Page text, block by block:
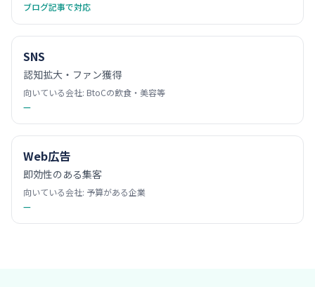
ブログ記事で対応
SNS
認知拡大・ファン獲得
向いている会社: BtoCの飲食・美容等
—
Web広告
即効性のある集客
向いている会社: 予算がある企業
—